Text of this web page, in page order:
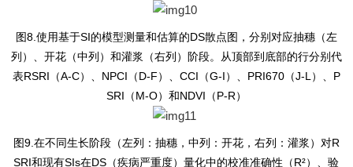
图8.使用基于SI的模型测量和估算的DS散点图，分别对应抽穗（左
列）、开花（中列）和灌浆（右列）阶段。从顶部到底部的行分别代
表RSRI（A-C）、NPCI（D-F）、CCI（G-I）、PRI670（J-L）、P
SRI（M-O）和NDVI（P-R）
图9.在不同生长阶段（左列：抽穗，中列：开花，右列：灌浆）对R
SRI和现有SIs在DS（疾病严重度）量化中的校准准确性（R²）、验